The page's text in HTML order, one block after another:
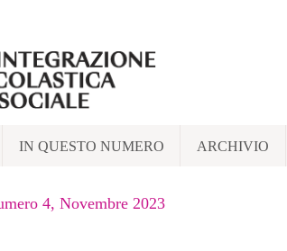
IN QUESTO NUMERO ARCHIVIO
4, Novembre 2023